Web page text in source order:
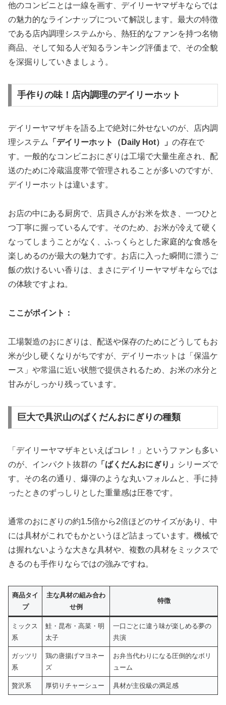
他のコンビニとは一線を画す、デイリーヤマザキならでは
の魅力的なラインナップについて解説します。最大の特徴
である店内調理システムから、熱狂的なファンを持つ名物
商品、そして知る人ぞ知るランキング評価まで、その全貌
を深掘りしていきましょう。
手作りの味！店内調理のデイリーホット
デイリーヤマザキを語る上で絶対に外せないのが、店内調
理システム 「デイリーホット（Daily Hot）」 の存在で
す。一般的なコンビニおにぎりは工場で大量生産され、配
送のために冷蔵温度帯で管理されることが多いのですが、
デイリーホットは違います。
お店の中にある厨房で、店員さんがお米を炊き、一つひと
つ丁寧に握っているんです。そのため、お米が冷えて硬く
なってしまうことがなく、 ふっくらとした家庭的な食感を
楽しめるのが最大の魅力です。お店に入った瞬間に漂うご
飯の炊けるいい香りは、まさにデイリーヤマザキならでは
の体験ですよね。
ここがポイント：
工場製造のおにぎりは、配送や保存のためにどうしてもお
米が少し硬くなりがちですが、デイリーホットは「保温ケ
ース」や常温に近い状態で提供されるため、お米の水分と
甘みがしっかり残っています。
巨大で具沢山のばくだんおにぎりの種類
「デイリーヤマザキといえばコレ！」というファンも多い
のが、インパクト抜群の 「ばくだんおにぎり」
シリーズで
す。その名の通り、爆弾のような丸いフォルムと、手に持
ったときのずっしりとした重量感は圧巻です。
通常のおにぎりの約1.5倍から2倍ほどのサイズがあり、中
には具材がこれでもかというほど詰まっています。機械で
は握れないような大きな具材や、複数の具材をミックスで
きるのも手作りならではの強みですね。
商品タイ
プ
主な具材の組み合わ
せ例
特徴
ミックス
系
鮭・昆布・高菜・明
太子
一口ごとに違う味が楽しめる夢の
共演
ガッツリ
系
鶏の唐揚げマヨネー
ズ
お弁当代わりになる圧倒的なボリ
ューム
贅沢系 厚切りチャーシュー 具材が主役級の満足感